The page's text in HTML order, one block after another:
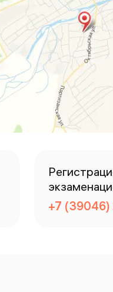
ие
+7